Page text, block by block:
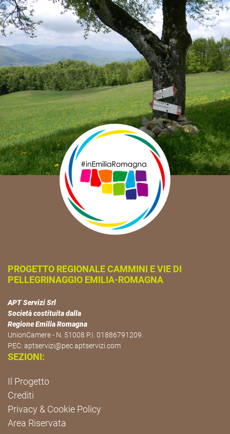
PROGETTO REGIONALE CAMMINI E VIE DI
PELLEGRINAGGIO EMILIA-ROMAGNA
APT Servizi Srl
Società costituita dalla
Regione Emilia Romagna
UnionCamere - N. 51008 P.I. 01886791209.
PEC: aptservizi@pec.aptservizi.com
SEZIONI:
Il Progetto
Crediti
Privacy & Cookie Policy
Area Riservata